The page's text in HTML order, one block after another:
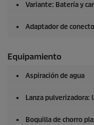
Variante: Batería y
Adaptador de
Equipamiento
Aspiración de agua
Lanza pulverizadora:
Boquilla de chorro